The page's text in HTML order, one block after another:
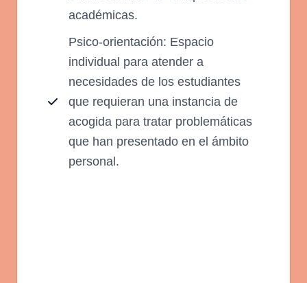
académicas.
Psico-orientación: Espacio
individual para atender a
necesidades de los estudiantes
que requieran una instancia de
acogida para tratar problemáticas
que han presentado en el ámbito
personal.